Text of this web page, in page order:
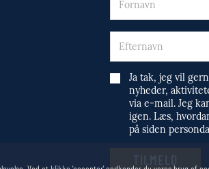
Ja tak, jeg vil
nyheder,
via e-mail. Jeg
igen. Læs,
på siden